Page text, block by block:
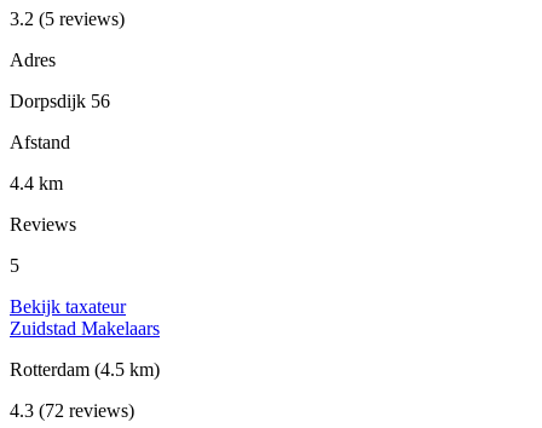
3.2 (5 reviews)
Adres
Dorpsdijk 56
Afstand
4.4 km
Reviews
5
Bekijk taxateur
Zuidstad Makelaars
Rotterdam (4.5 km)
4.3 (72 reviews)